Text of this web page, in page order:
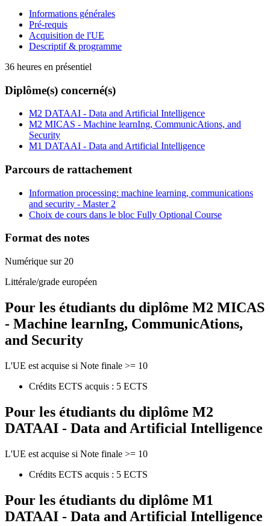
Informations générales
Pré-requis
Acquisition de l'UE
Descriptif & programme
36 heures en présentiel
Diplôme(s) concerné(s)
M2 DATAAI - Data and Artificial Intelligence
M2 MICAS - Machine learnIng, CommunicAtions, and
Security
M1 DATAAI - Data and Artificial Intelligence
Parcours de rattachement
Information processing: machine learning, communications
and security - Master 2
Choix de cours dans le bloc Fully Optional Course
Format des notes
Numérique sur 20
Littérale/grade européen
Pour les étudiants du diplôme M2 MICAS
- Machine learnIng, CommunicAtions,
and Security
L'UE est acquise si Note finale >= 10
Crédits ECTS acquis : 5 ECTS
Pour les étudiants du diplôme M2
DATAAI - Data and Artificial Intelligence
L'UE est acquise si Note finale >= 10
Crédits ECTS acquis : 5 ECTS
Pour les étudiants du diplôme M1
DATAAI - Data and Artificial Intelligence